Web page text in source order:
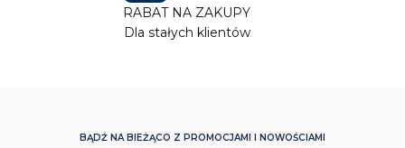
RABAT NA ZAKUPY
Dla stałych klientów
BĄDŹ NA BIEŻĄCO Z PROMOCJAMI I NOWOŚCIAMI